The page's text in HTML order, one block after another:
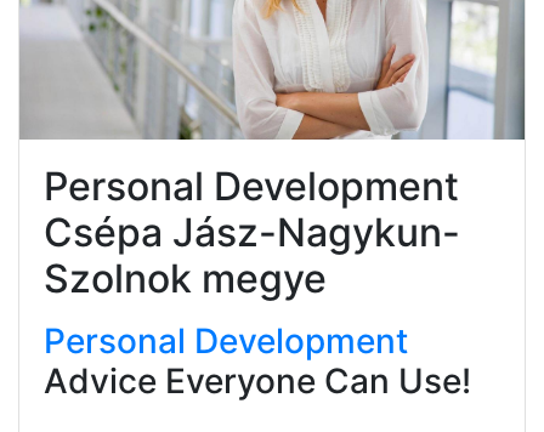
Personal Development
Csépa Jász-Nagykun-
Szolnok megye
Personal Development
Advice Everyone Can Use!